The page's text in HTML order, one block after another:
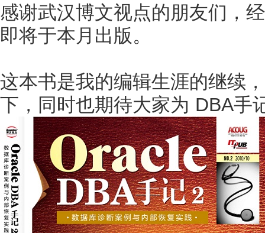
感谢武汉博文视点的朋友们，
即将于本月出版。
这本书是我的编辑生涯的继续
下，同时也期待大家为 DBA手